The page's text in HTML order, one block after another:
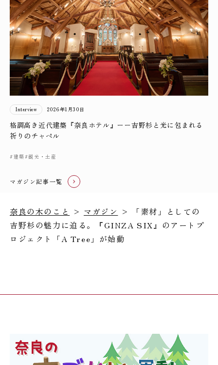
Interview 2026年1月30日
格調高き近代建築『奈良ホテル』ーー吉野杉と光に包まれる
祈りのチャペル
#建築#観光・土産
マガジン記事一覧
奈良の木のこと > マガジン > 「素材」としての
吉野杉の魅力に迫る。『GINZA SIX』のアートプ
ロジェクト「A Tree」が始動